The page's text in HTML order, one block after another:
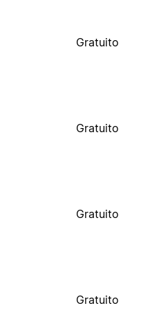
Gratuito
Gratuito
Gratuito
Gratuito